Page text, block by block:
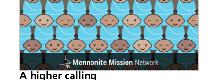
A higher calling